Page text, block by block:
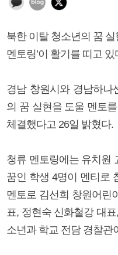
북한 이탈 청소년의 꿈
멘토링’이 활기를 띠고 있
경남 창원시와 경남하나
의 꿈 실현을 도울 멘토
체결했다고 26일 밝혔다.
청류 멘토링에는 유치원
꿈인 학생 4명이 멘티로
멘토로 김선희 창원어린
표, 정현숙 신화철강 대
소년과 학교 전담 경찰관